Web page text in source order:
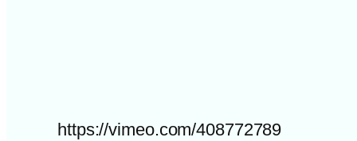
https://vimeo.com/408772789